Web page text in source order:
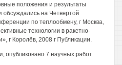
положения и результаты
обсуждались на Четвертой
по теплообмену, г Москва,
технологии в ракетно-
г Королёв, 2008 г Публикации.
опубликовано 7 научных работ